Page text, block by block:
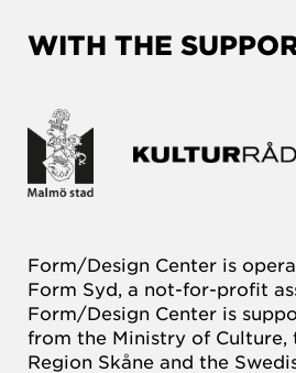
WITH THE
Form/Design Center is
Form Syd, a not-for-profit
Form/Design Center is
from the Ministry of Culture,
Region Skåne and the